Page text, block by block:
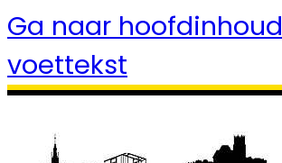
Ga naar hoofdinhoud
voettekst